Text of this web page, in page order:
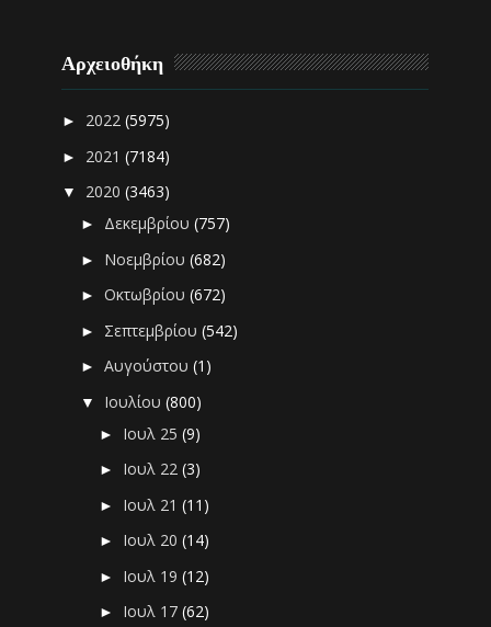
Αρχειοθήκη
► 2022(5975)
► 2021(7184)
▼ 2020(3463)
► Δεκεμβρίου(757)
► Νοεμβρίου(682)
►Οκτωβρίου(672)
► Σεπτεμβρίου(542)
►Αυγούστου(1)
▼ Ιουλίου(800)
► Ιουλ 25(9)
► Ιουλ 22(3)
► Ιουλ 21(11)
► Ιουλ 20(14)
► Ιουλ 19(12)
► Ιουλ 17(62)